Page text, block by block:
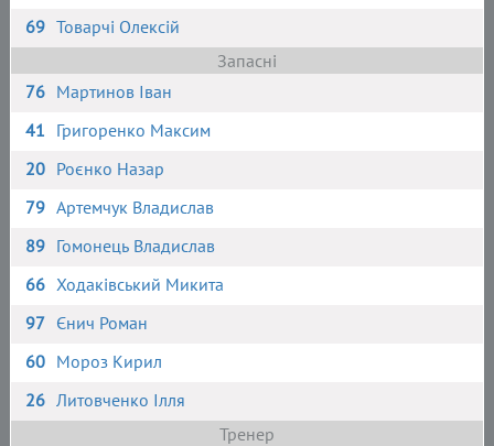
69 Товарчі Олексій
Запасні
76 Мартинов Іван
41 Григоренко Максим
20 Роєнко Назар
79 Артемчук Владислав
89 Гомонець Владислав
66 Ходаківський Микита
97 Єнич Роман
60 Мороз Кирил
26 Литовченко Ілля
Тренер